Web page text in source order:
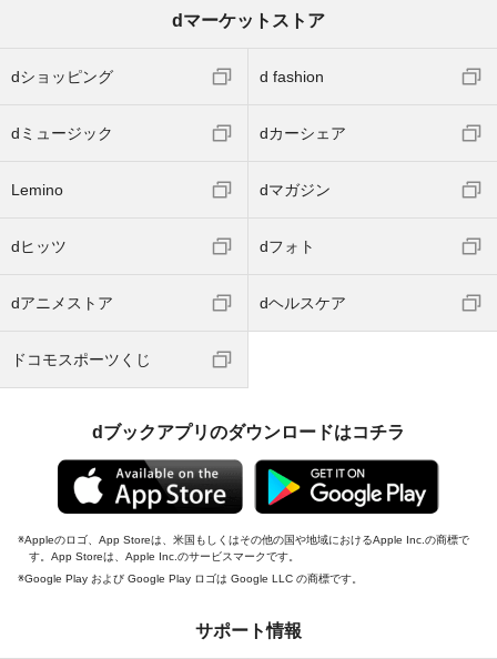
dマーケットストア
dショッピング d fashion
dミュージック dカーシェア
Lemino dマガジン
dヒッツ dフォト
dアニメストア dヘルスケア
ドコモスポーツくじ
dブックアプリのダウンロードはコチラ
Appleのロゴ、App Storeは、米国もしくはその他の国や地域におけるApple Inc.の商標で
す。App Storeは、Apple Inc.のサービスマークです。
Google Play および Google Play ロゴは Google LLC の商標です。
サポート情報